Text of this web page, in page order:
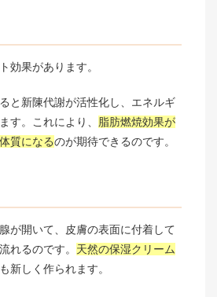
効果があります。
と新陳代謝が活性化し、エネルギ
す。これにより、 脂肪燃焼効果が
質になるのが期待できるのです。
が開いて、皮膚の表面に付着して
れるのです。 天然の保湿クリーム
新しく作られます。